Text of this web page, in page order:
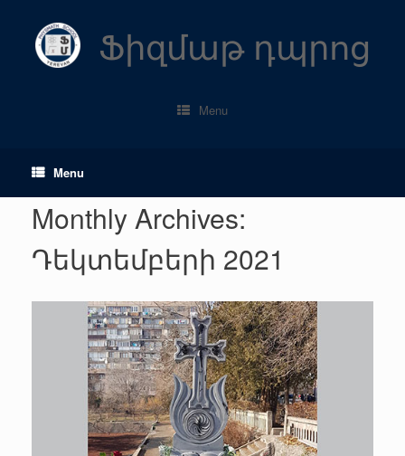
content
Ֆիզմաթ դպրոց
Menu
Menu
Monthly Archives:
Դեկտեմբերի 2021